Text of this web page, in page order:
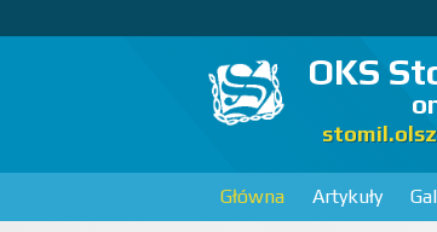
OKS
Główna Artykuły